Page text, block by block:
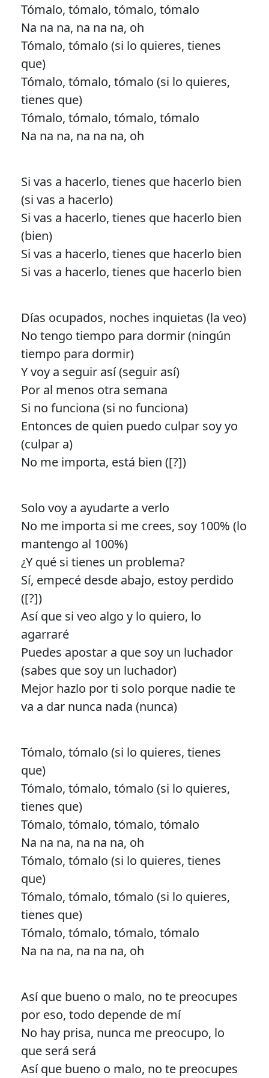
Tómalo, tómalo, tómalo, tómalo
Na na na, na na na, oh
Tómalo, tómalo (si lo quieres, tienes
que)
Tómalo, tómalo, tómalo (si lo quieres,
tienes que)
Tómalo, tómalo, tómalo, tómalo
Na na na, na na na, oh
Si vas a hacerlo, tienes que hacerlo bien
(si vas a hacerlo)
Si vas a hacerlo, tienes que hacerlo bien
(bien)
Si vas a hacerlo, tienes que hacerlo bien
Si vas a hacerlo, tienes que hacerlo bien
Días ocupados, noches inquietas (la veo)
No tengo tiempo para dormir (ningún
tiempo para dormir)
Y voy a seguir así (seguir así)
Por al menos otra semana
Si no funciona (si no funciona)
Entonces de quien puedo culpar soy yo
(culpar a)
No me importa, está bien ([?])
Solo voy a ayudarte a verlo
No me importa si me crees, soy 100% (lo
mantengo al 100%)
¿Y qué si tienes un problema?
Sí, empecé desde abajo, estoy perdido
([?])
Así que si veo algo y lo quiero, lo
agarraré
Puedes apostar a que soy un luchador
(sabes que soy un luchador)
Mejor hazlo por ti solo porque nadie te
va a dar nunca nada (nunca)
Tómalo, tómalo (si lo quieres, tienes
que)
Tómalo, tómalo, tómalo (si lo quieres,
tienes que)
Tómalo, tómalo, tómalo, tómalo
Na na na, na na na, oh
Tómalo, tómalo (si lo quieres, tienes
que)
Tómalo, tómalo, tómalo (si lo quieres,
tienes que)
Tómalo, tómalo, tómalo, tómalo
Na na na, na na na, oh
Así que bueno o malo, no te preocupes
por eso, todo depende de mí
No hay prisa, nunca me preocupo, lo
que será será
Así que bueno o malo, no te preocupes